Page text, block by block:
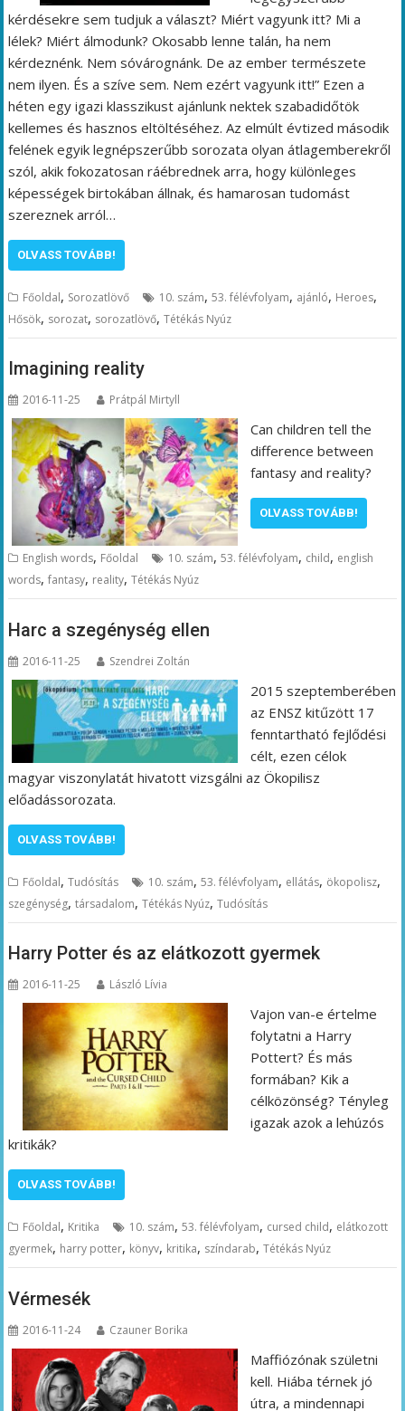
kérdésekre sem tudjuk a választ? Miért vagyunk itt? Mi a
lélek? Miért álmodunk? Okosabb lenne talán, ha nem
kérdeznénk. Nem sóvárognánk. De az ember természete
nem ilyen. És a szíve sem. Nem ezért vagyunk itt!” Ezen a
héten egy igazi klasszikust ajánlunk nektek szabadidőtök
kellemes és hasznos eltöltéséhez. Az elmúlt évtized második
felének egyik legnépszerűbb sorozata olyan átlagemberekről
szól, akik fokozatosan ráébrednek arra, hogy különleges
képességek birtokában állnak, és hamarosan tudomást
szereznek arról…
OLVASS TOVÁBB!
Főoldal, Sorozatlövő 10. szám,53. félévfolyam, ajánló, Heroes,
Hősök, sorozat, sorozatlövő,Tétékás Nyúz
Imagining reality
2016-11-25 Prátpál Mirtyll
Can children tell the
difference between
fantasy and reality?
OLVASS TOVÁBB!
English words, Főoldal 10. szám,53. félévfolyam, child, english
words,fantasy, reality,Tétékás Nyúz
Harc a szegénység ellen
2016-11-25 Szendrei Zoltán
2015 szeptemberében
az ENSZ kitűzött 17
fenntartható fejlődési
célt, ezen célok
magyar viszonylatát hivatott vizsgálni az Ökopilisz
előadássorozata.
OLVASS TOVÁBB!
Főoldal,Tudósítás 10. szám,53. félévfolyam, ellátás, ökopolisz,
szegénység,társadalom,Tétékás Nyúz,Tudósítás
Harry Potter és az elátkozott gyermek
2016-11-25 László Lívia
Vajon van-e értelme
folytatni a Harry
Pottert? És más
formában? Kik a
célközönség? Tényleg
igazak azok a lehúzós
kritikák?
OLVASS TOVÁBB!
Főoldal, Kritika 10. szám,53. félévfolyam, cursed child, elátkozott
gyermek, harry potter, könyv, kritika, színdarab,Tétékás Nyúz
Vérmesék
2016-11-24 Czauner Borika
Maffiózónak születni
kell. Hiába térnek jó
útra, a mindennapi